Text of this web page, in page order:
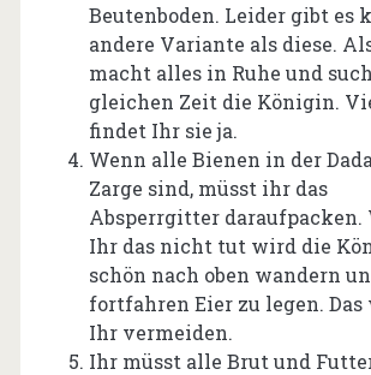
Beutenboden. Leider gibt es
andere Variante als diese.
macht alles in Ruhe und
gleichen Zeit die Königin.
findet Ihr sie ja.
Wenn alle Bienen in der
Zarge sind, müsst ihr das
Absperrgitter daraufpacken.
Ihr das nicht tut wird die
schön nach oben wandern
fortfahren Eier zu legen.
Ihr vermeiden.
Ihr müsst alle Brut und